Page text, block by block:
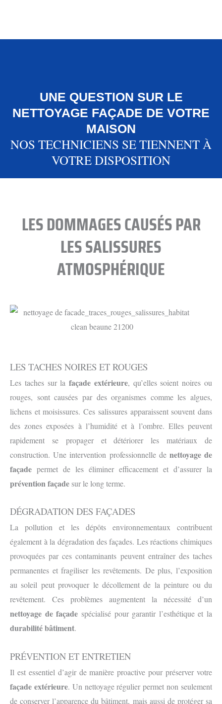
UNE QUESTION SUR LE
NETTOYAGE FAÇADE DE VOTRE
MAISON
NOS TECHNICIENS SE TIENNENT À
VOTRE DISPOSITION
LES DOMMAGES CAUSÉS PAR
LES SALISSURES
ATMOSPHÉRIQUE
LES TACHES NOIRES ET ROUGES
Les taches sur lafaçade extérieure, qu’elles soient noires ou
rouges, sont causées par des organismes comme les algues,
lichens et moisissures. Ces salissures apparaissent souvent dans
des zones exposées à l’humidité et à l’ombre. Elles peuvent
rapidement se propager et détériorer les matériaux de
construction. Une intervention professionnelle de nettoyage de
façade permet de les éliminer efficacement et d’assurer la
prévention façade sur le long terme.
DÉGRADATION DES FAÇADES
La pollution et les dépôts environnementaux contribuent
également à la dégradation des façades. Les réactions chimiques
provoquées par ces contaminants peuvent entraîner des taches
permanentes et fragiliser les revêtements. De plus, l’exposition
au soleil peut provoquer le décollement de la peinture ou du
revêtement. Ces problèmes augmentent la nécessité d’un
nettoyage de façade spécialisé pour garantir l’esthétique et la
durabilité bâtiment.
PRÉVENTION ET ENTRETIEN
Il est essentiel d’agir de manière proactive pour préserver votre
façade extérieure. Un nettoyage régulier permet non seulement
de conserver l’apparence du bâtiment, mais aussi de protéger sa